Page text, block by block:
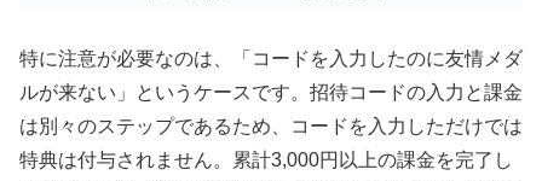
特に注意が必要なのは、「コードを入力したのに友情メダ
ルが来ない」というケースです。招待コードの入力と課金
は別々のステップであるため、コードを入力しただけでは
特典は付与されません。累計3,000円以上の課金を完了し